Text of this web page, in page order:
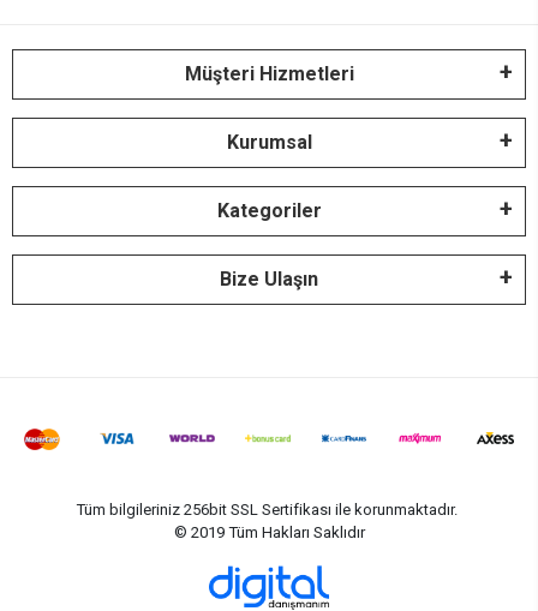
Müşteri Hizmetleri
Kurumsal
Kategoriler
Bize Ulaşın
Tüm bilgileriniz 256bit SSL Sertifikası ile korunmaktadır.
© 2019 Tüm Hakları Saklıdır